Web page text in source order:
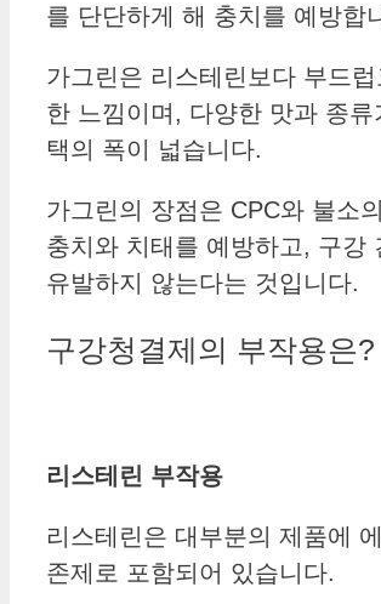
를 단단하게 해 충치를 예방합
가그린은 리스테린보다 부드럽
한 느낌이며, 다양한 맛과 종류
택의 폭이 넓습니다.
가그린의 장점은 CPC와 불소
충치와 치태를 예방하고, 구강
유발하지 않는다는 것입니다.
구강청결제의 부작용은?
리스테린 부작용
리스테린은 대부분의 제품에
존제로 포함되어 있습니다.